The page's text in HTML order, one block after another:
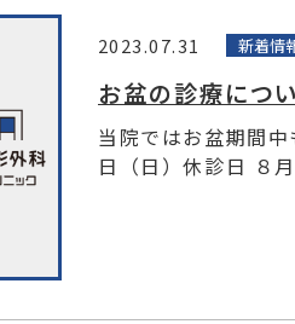
2023.07.31 新着情
お盆の診療につ
当院ではお盆期間
日（日）休診日 ８